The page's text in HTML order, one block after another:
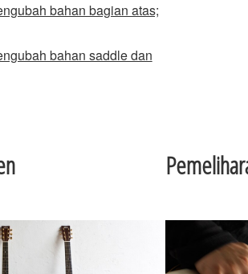
bahan bagian atas;
bahan saddle dan